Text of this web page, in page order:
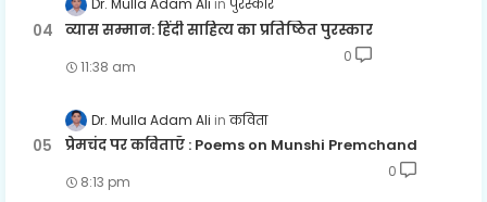
Dr. Mulla Adam Ali पुरस्कार
व्यास सम्मान: हिंदी साहित्य का प्रतिष्ठित पुरस्कार
11:38 am
0
Dr. Mulla Adam Ali कविता
प्रेमचंद पर कविताएँ : Poems on Munshi Premchand
8:13 pm
0